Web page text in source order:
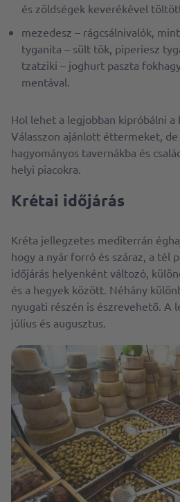
és zöldségek keverékével
mezedesz – rágcsálnivalók,
tyganita – sült tök, piperiesz
tzatziki – joghurt paszta
mentával.
Hol lehet a legjobban kipróbálni a
Válasszon ajánlott éttermeket, de
hagyományos tavernákba és
helyi piacokra.
Krétai időjárás
Kréta jellegzetes mediterrán
hogy a nyár forró és száraz, a tél
időjárás helyenként változó,
és a hegyek között. Néhány
nyugati részén is észrevehető. A
július és augusztus.